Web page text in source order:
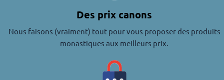
Des prix canons
Nous faisons (vraiment) tout pour vous proposer des produits
monastiques aux meilleurs prix.